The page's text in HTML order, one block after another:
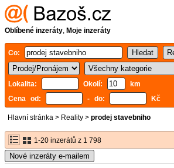
Oblíbené inzeráty, Moje inzeráty
Co:
Lokalita: Okolí:
km
Cena od:
- do: Kč
Hlavní stránka > Reality > prodej stavebniho
1-20 inzerátů z 1 798
Nové inzeráty e-mailem